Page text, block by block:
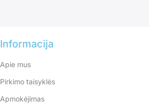
Informacija
Apie mus
Pirkimo taisyklės
Apmokėjimas